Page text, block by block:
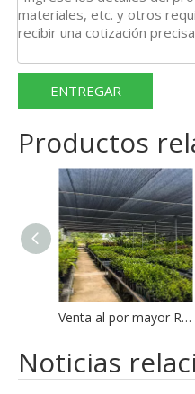
ENTREGAR
Productos
Venta al por mayor Red de sombra negra mono tejida HDPE
Noticias